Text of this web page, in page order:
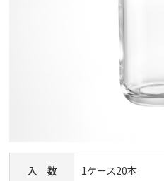
入 数 1ケース20本